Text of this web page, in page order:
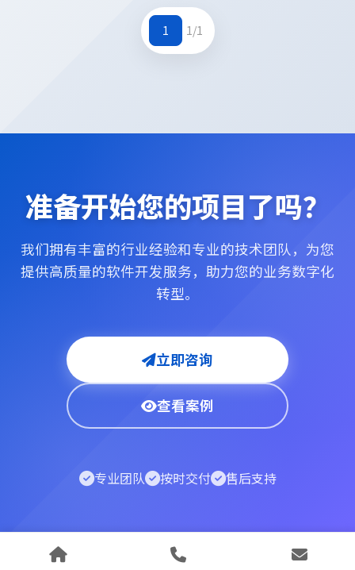
1 1/1
准备开始您的项目了吗？
我们拥有丰富的行业经验和专业的技术团队，为您
提供高质量的软件开发服务，助力您的业务数字化
转型。
立即咨询
查看案例
专业团队 按时交付 售后支持